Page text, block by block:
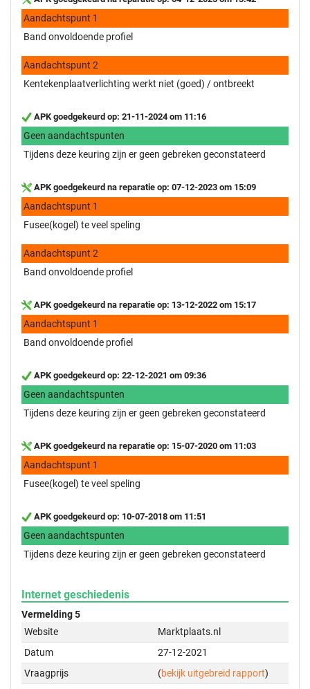
Aandachtspunt 1
Band onvoldoende profiel
Aandachtspunt 2
Kentekenplaatverlichting werkt niet (goed) / ontbreekt
APK goedgekeurd op: 21-11-2024 om 11:16
Geen aandachtspunten
Tijdens deze keuring zijn er geen gebreken geconstateerd
APK goedgekeurd na reparatie op: 07-12-2023 om 15:09
Aandachtspunt 1
Fusee(kogel) te veel speling
Aandachtspunt 2
Band onvoldoende profiel
APK goedgekeurd na reparatie op: 13-12-2022 om 15:17
Aandachtspunt 1
Band onvoldoende profiel
APK goedgekeurd op: 22-12-2021 om 09:36
Geen aandachtspunten
Tijdens deze keuring zijn er geen gebreken geconstateerd
APK goedgekeurd na reparatie op: 15-07-2020 om 11:03
Aandachtspunt 1
Fusee(kogel) te veel speling
APK goedgekeurd op: 10-07-2018 om 11:51
Geen aandachtspunten
Tijdens deze keuring zijn er geen gebreken geconstateerd
Internet geschiedenis
Vermelding 5
Website
Marktplaats.nl
Datum
27-12-2021
Vraagprijs
(bekijk uitgebreid rapport)